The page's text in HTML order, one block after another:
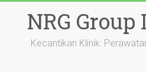
contentNRG
Kecantikan Klinik: